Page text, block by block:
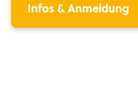
Infos & Anmeldung